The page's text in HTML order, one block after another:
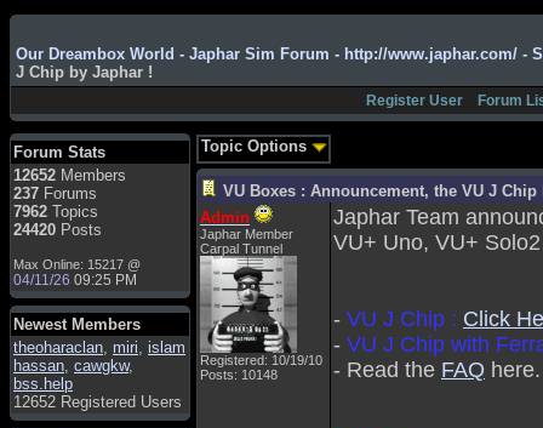
Our Dreambox World - Japhar Sim Forum - http://www.japhar.com/ -
J Chip by Japhar !
Register User Forum
Forum Stats
12652 Members
237 Forums
7962 Topics
24420 Posts
Max Online: 15217 @
04/11/26 09:25 PM
Newest Members
theoharaclan, miri, islam
hassan, cawgkw,
bss.help
12652 Registered Users
smous: Hello
franco59: sera a tutti
sasa'@1959: un saluto
a tutti compreso lo
staff
Toysoft : Ciao !
Benvenuto
hecruze: Hi
Admin: Hello !
dwefff: hi mate
Toysoft : Hi !
pulakivasilaki: ?????
?????
pietro : ciao a tutti
Topic Options
VU Boxes : Announcement, the VU J Chip
Admin
Japhar Member
Carpal Tunnel
Registered: 10/19/10
Posts: 10148
Japhar Team
VU+ Uno, VU+
- VU J Chip : Click
- VU J Chip with
- Read the FAQ here.